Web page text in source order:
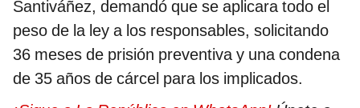
Santiváñez, demandó que se aplicara todo el
peso de la ley a los responsables, solicitando
36 meses de prisión preventiva y una condena
de 35 años de cárcel para los implicados.